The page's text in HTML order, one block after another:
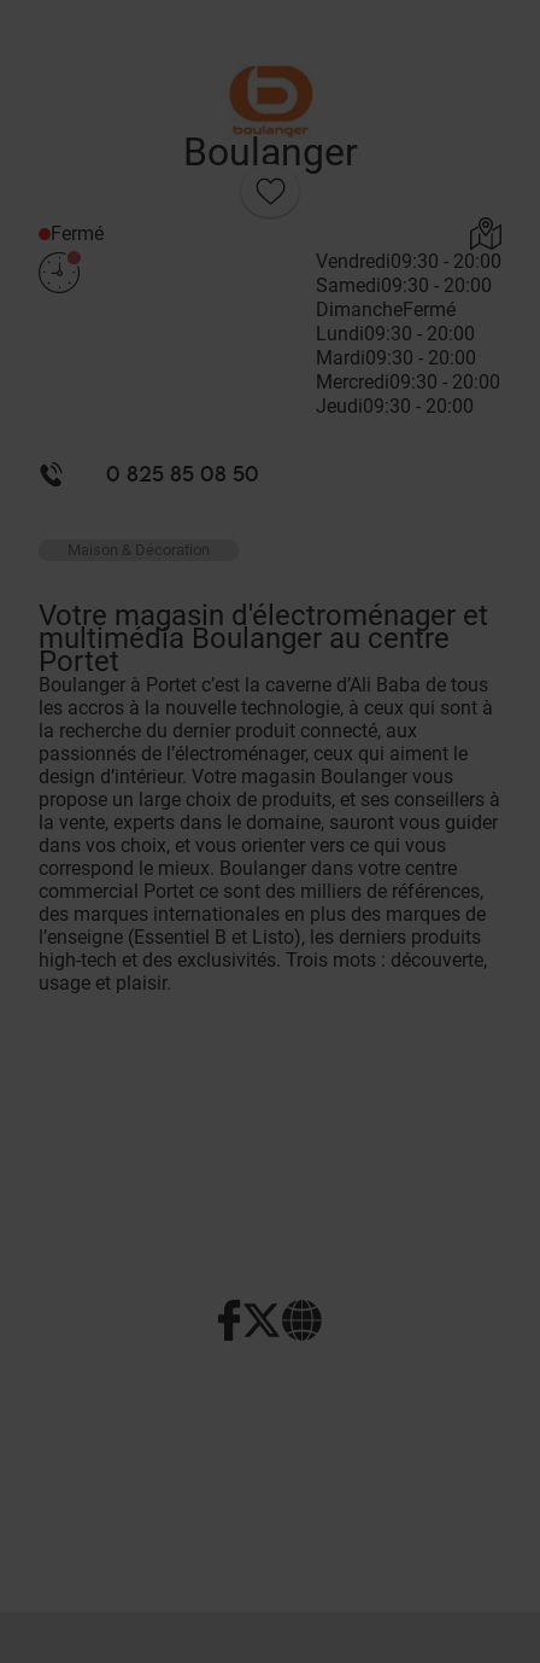
Boulanger
Fermé
Vendredi09:30 - 20:00
Samedi09:30 - 20:00
DimancheFermé
Lundi09:30 - 20:00
Mardi09:30 - 20:00
Mercredi09:30 - 20:00
Jeudi09:30 - 20:00
0 825 85 08 50
Maison & Décoration
Votre magasin d'électroménager et
multimédia Boulanger au centre
Portet
Boulanger à Portet c’est la caverne d’Ali Baba de tous
les accros à la nouvelle technologie, à ceux qui sont à
la recherche du dernier produit connecté, aux
passionnés de l’électroménager, ceux qui aiment le
design d’intérieur. Votre magasin Boulanger vous
propose un large choix de produits, et ses conseillers à
la vente, experts dans le domaine, sauront vous guider
dans vos choix, et vous orienter vers ce qui vous
correspond le mieux. Boulanger dans votre centre
commercial Portet ce sont des milliers de références,
des marques internationales en plus des marques de
l’enseigne (Essentiel B et Listo), les derniers produits
high-tech et des exclusivités. Trois mots : découverte,
usage et plaisir.